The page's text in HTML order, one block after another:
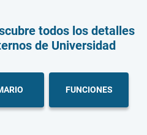
todos los detalles
de Universidad
FUNCIONES